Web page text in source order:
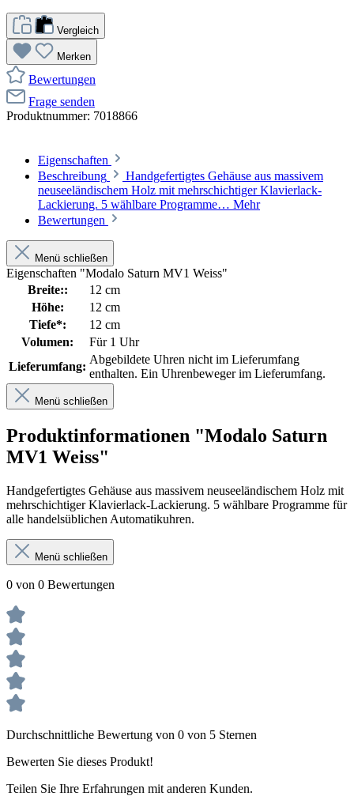
Vergleich
Merken
Bewertungen
Frage senden
Produktnummer: 7018866
Eigenschaften
Beschreibung
Handgefertigtes Gehäuse aus massivem
neuseeländischem Holz mit mehrschichtiger Klavierlack-
Lackierung. 5 wählbare Programme… Mehr
Bewertungen
Menü schließen
Eigenschaften "Modalo Saturn MV1 Weiss"
Breite::
12 cm
Höhe:
12 cm
Tiefe*:
12 cm
Volumen:
Für 1 Uhr
Lieferumfang:
Abgebildete Uhren nicht im Lieferumfang
enthalten. Ein Uhrenbeweger im Lieferumfang.
Menü schließen
Produktinformationen "Modalo Saturn
MV1 Weiss"
Handgefertigtes Gehäuse aus massivem neuseeländischem Holz mit
mehrschichtiger Klavierlack-Lackierung. 5 wählbare Programme für
alle handelsüblichen Automatikuhren.
Menü schließen
0 von 0 Bewertungen
Durchschnittliche Bewertung von 0 von 5 Sternen
Bewerten Sie dieses Produkt!
Teilen Sie Ihre Erfahrungen mit anderen Kunden.